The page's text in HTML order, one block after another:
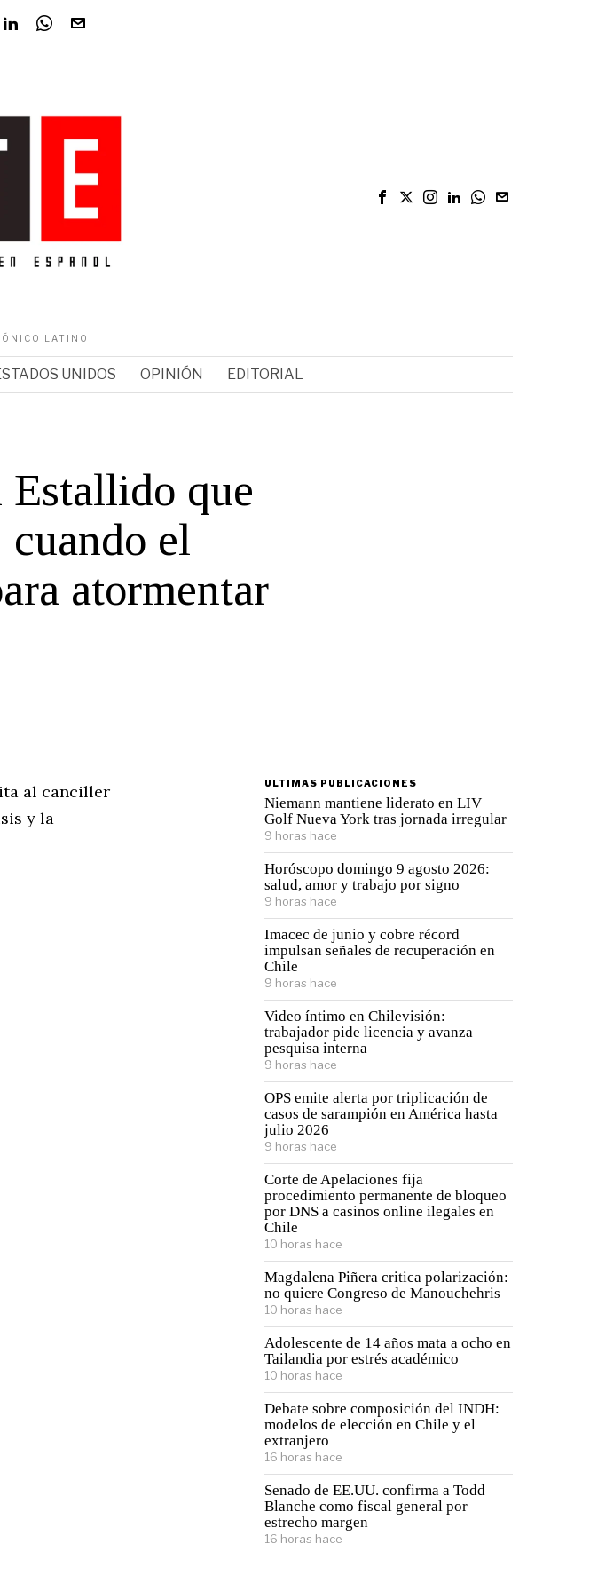
LATINO
UNIDOS OPINIÓN EDITORIAL
que
el
atormentar
al canciller
y la
ULTIMAS PUBLICACIONES
Niemann mantiene liderato en LIV
Golf Nueva York tras jornada irregular
9 horas hace
Horóscopo domingo 9 agosto 2026:
salud, amor y trabajo por signo
9 horas hace
Imacec de junio y cobre récord
impulsan señales de recuperación en
Chile
9 horas hace
Video íntimo en Chilevisión:
trabajador pide licencia y avanza
pesquisa interna
9 horas hace
OPS emite alerta por triplicación de
casos de sarampión en América hasta
julio 2026
9 horas hace
Corte de Apelaciones fija
procedimiento permanente de bloqueo
por DNS a casinos online ilegales en
Chile
10 horas hace
Magdalena Piñera critica polarización:
no quiere Congreso de Manouchehris
10 horas hace
Adolescente de 14 años mata a ocho en
Tailandia por estrés académico
10 horas hace
Debate sobre composición del INDH:
modelos de elección en Chile y el
extranjero
16 horas hace
Senado de EE.UU. confirma a Todd
Blanche como fiscal general por
estrecho margen
16 horas hace